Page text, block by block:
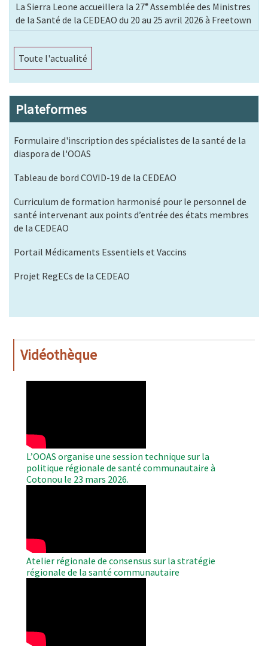
La Sierra Leone accueillera la 27ᵉ Assemblée des Ministres
de la Santé de la CEDEAO du 20 au 25 avril 2026 à Freetown
Toute l'actualité
Plateformes
Formulaire d'inscription des spécialistes de la santé de la
diaspora de l'OOAS
Tableau de bord COVID-19 de la CEDEAO
Curriculum de formation harmonisé pour le personnel de
santé intervenant aux points d’entrée des états membres
de la CEDEAO
Portail Médicaments Essentiels et Vaccins
Projet RegECs de la CEDEAO
Vidéothèque
L’OOAS organise une session technique sur la
politique régionale de santé communautaire à
Cotonou le 23 mars 2026.
Atelier régionale de consensus sur la stratégie
régionale de la santé communautaire